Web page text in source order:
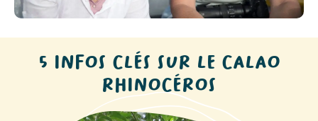
5 INFOS CLÉS SUR LE CALAO
RHINOCÉROS